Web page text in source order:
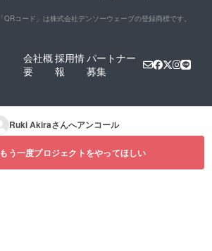
「QRコード」は株式会社デンソーウェーブの登録商標です。
会社概
要
採用情
報
パートナー
募集
Ruki Akiraさんへアンコール
もう一度プロジェクトをやってほしい